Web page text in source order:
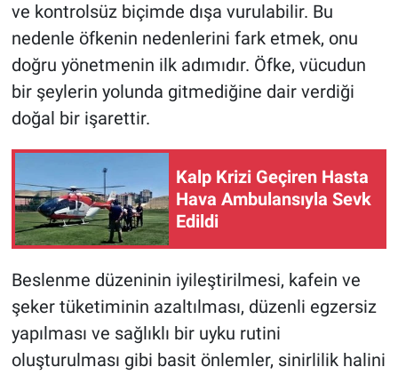
ve kontrolsüz biçimde dışa vurulabilir. Bu
nedenle öfkenin nedenlerini fark etmek, onu
doğru yönetmenin ilk adımıdır. Öfke, vücudun
bir şeylerin yolunda gitmediğine dair verdiği
doğal bir işarettir.
Kalp Krizi Geçiren Hasta
Hava Ambulansıyla Sevk
Edildi
Beslenme düzeninin iyileştirilmesi, kafein ve
şeker tüketiminin azaltılması, düzenli egzersiz
yapılması ve sağlıklı bir uyku rutini
oluşturulması gibi basit önlemler, sinirlilik halini